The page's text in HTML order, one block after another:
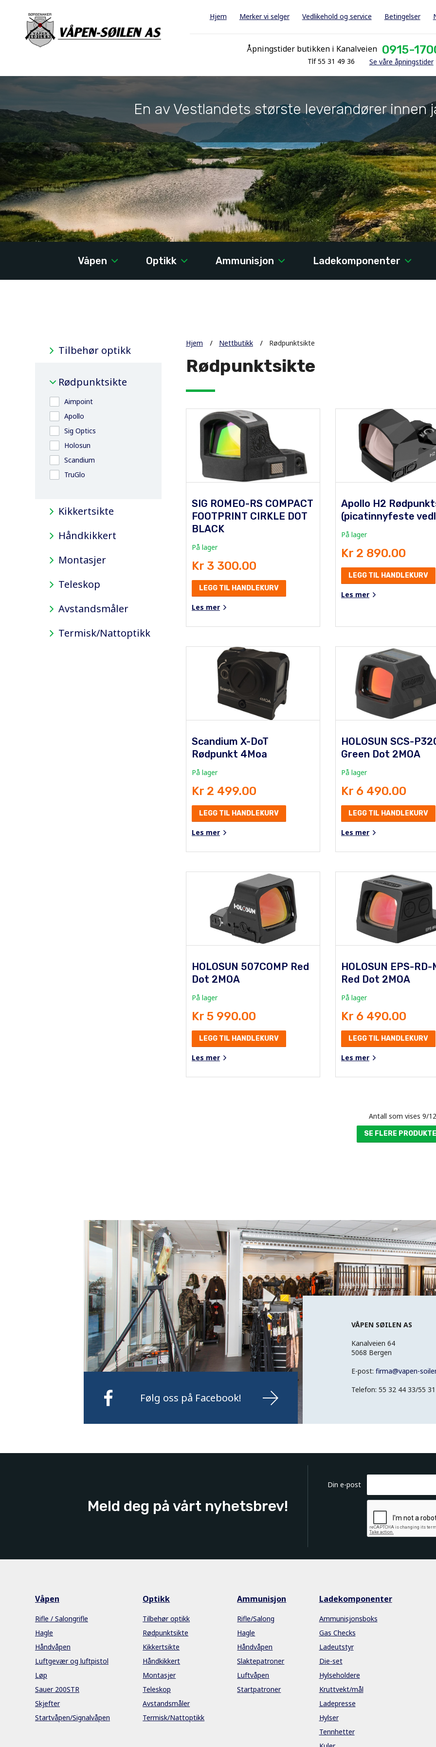
Hjem Merker vi selger Vedlikehold og service Betingelser
Åpningstider butikken i Kanalveien 0915-
Tlf 55 31 49 36 Se våre åpningstider
En av Vestlandets største leverandører innen
Våpen Optikk Ammunisjon Ladekomponenter
Tilbehør optikk
Rødpunktsikte
Aimpoint
Apollo
Sig Optics
Holosun
Scandium
TruGlo
Kikkertsikte
Håndkikkert
Montasjer
Teleskop
Avstandsmåler
Termisk/Nattoptikk
Hjem Nettbutikk Rødpunktsikte
Rødpunktsikte
SIG ROMEO-RS COMPACT
FOOTPRINT CIRKLE DOT
BLACK
På lager
Kr 3 300.00
LEGG TIL HANDLEKURV
Les mer
Apollo H2
(picatinnyfeste
På lager
Kr 2 890.00
LEGG TIL HANDLEKURV
Les mer
Scandium X-DoT
Rødpunkt 4Moa
På lager
Kr 2 499.00
LEGG TIL HANDLEKURV
Les mer
HOLOSUN SCS-
Green Dot 2MOA
På lager
Kr 6 490.00
LEGG TIL HANDLEKURV
Les mer
HOLOSUN 507COMP Red
Dot 2MOA
På lager
Kr 5 990.00
LEGG TIL HANDLEKURV
Les mer
HOLOSUN EPS-RD-
Red Dot 2MOA
På lager
Kr 6 490.00
LEGG TIL HANDLEKURV
Les mer
Antall som vises 9/12
SE FLERE
Følg oss på Facebook!
VÅPEN SØILEN AS
Kanalveien 64
5068 Bergen
E-post: firma@vapen-
Telefon: 55 32 44 33/55
Meld deg på vårt nyhetsbrev!
Din e-post
Våpen
Rifle / Salongrifle
Hagle
Håndvåpen
Luftgevær og luftpistol
Løp
Sauer 200STR
Skjefter
Startvåpen/Signalvåpen
Optikk
Tilbehør optikk
Rødpunktsikte
Kikkertsikte
Håndkikkert
Montasjer
Teleskop
Avstandsmåler
Termisk/Nattoptikk
Ammunisjon
Rifle/Salong
Hagle
Håndvåpen
Slaktepatroner
Luftvåpen
Startpatroner
Ladekomponenter
Ammunisjonsboks
Gas Checks
Ladeutstyr
Die-set
Hylseholdere
Kruttvekt/mål
Ladepresse
Hylser
Tennhetter